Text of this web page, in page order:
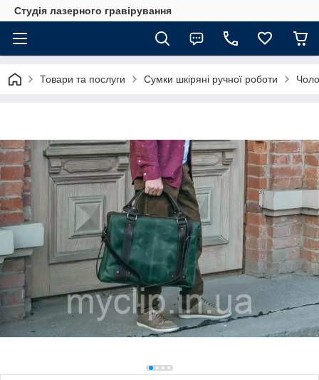
Студія лазерного гравірування
Товари та послуги Сумки шкіряні ручної роботи